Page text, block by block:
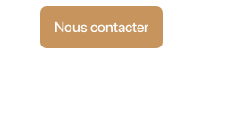
Nous contacter